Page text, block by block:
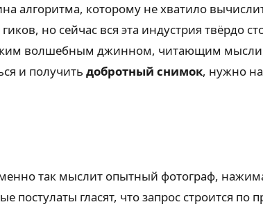
алгоритма, которому не хватило
но сейчас вся эта индустрия твёрдо
волшебным джинном, читающим
и получить добротный снимок, нужно
так мыслит опытный фотограф,
гласят, что запрос строится по